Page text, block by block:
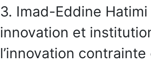
3. Imad-Eddine
innovation et
l’innovation contrainte